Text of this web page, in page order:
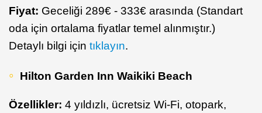
Fiyat: Geceliği 289€ - 333€ arasında (Standart
oda için ortalama fiyatlar temel alınmıştır.)
Detaylı bilgi için tıklayın.
Hilton Garden Inn Waikiki Beach
Özellikler: 4 yıldızlı, ücretsiz Wi-Fi, otopark,